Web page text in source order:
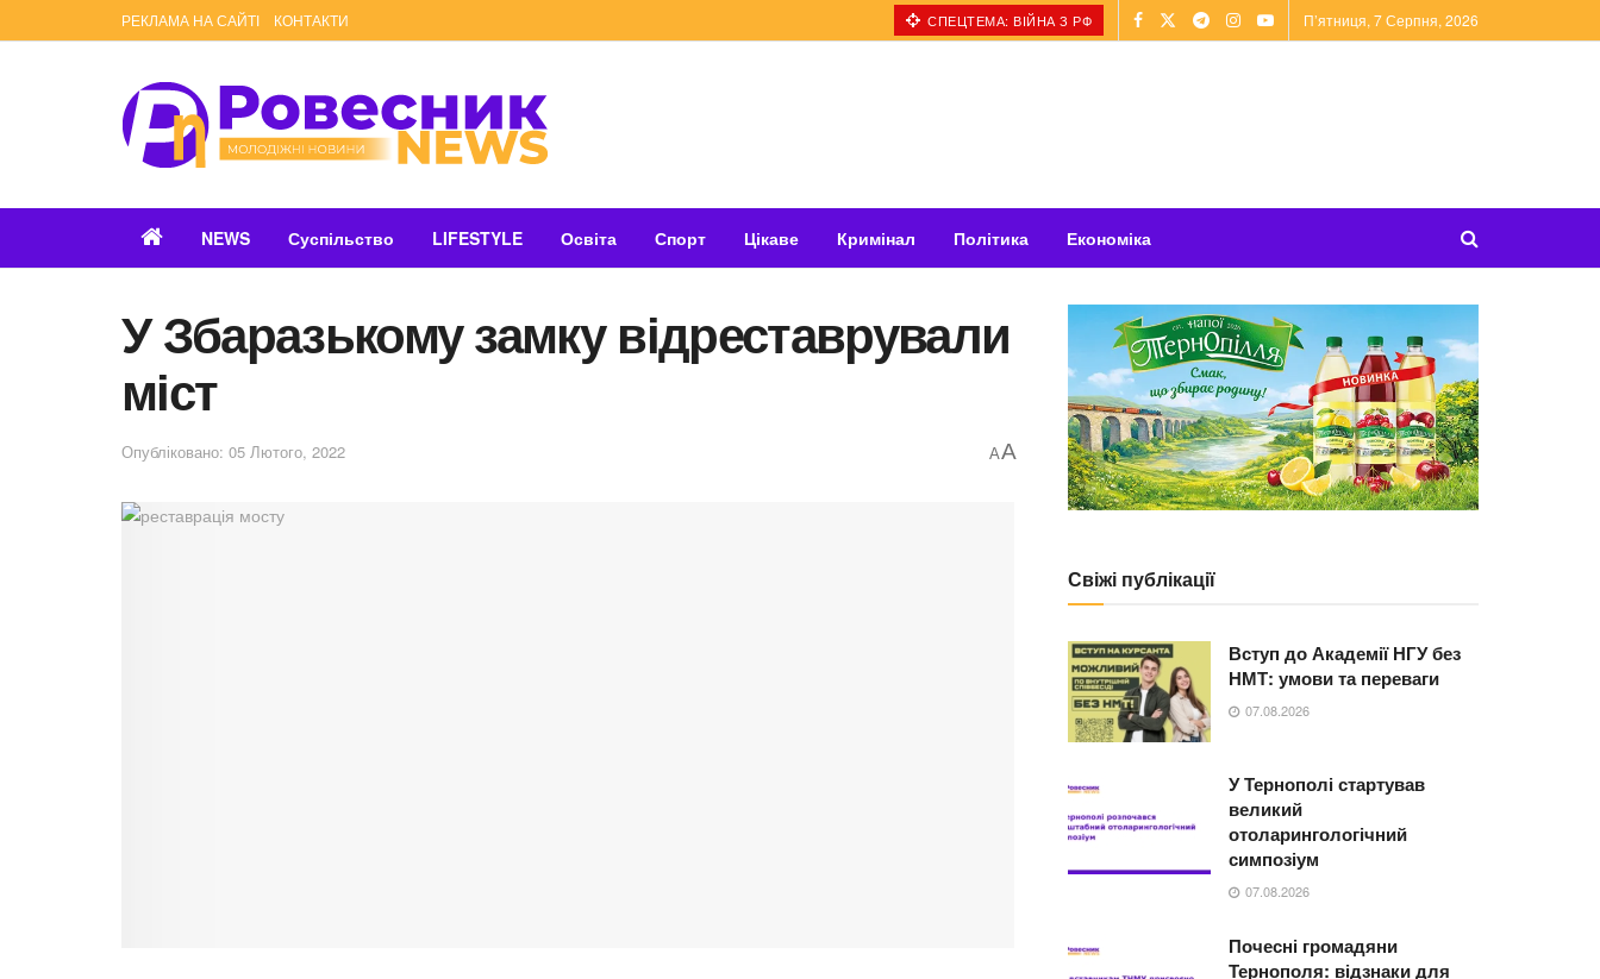
РЕКЛАМА НА САЙТІ КОНТАКТИ СПЕЦТЕМА: ВІЙНА З РФ П’ятниця, 7 Серпня, 2026
NEWS Суспільство LIFESTYLE Освіта Спорт Цікаве Кримінал Політика Економіка
У Збаразькому замку відреставрували
міст
Опубліковано: 05 Лютого, 2022 AA
Свіжі публікації
Вступ до Академії НГУ без
НМТ: умови та переваги
07.08.2026
У Тернополі стартував
великий
отоларингологічний
симпозіум
07.08.2026
Почесні громадяни
Тернополя: відзнаки для